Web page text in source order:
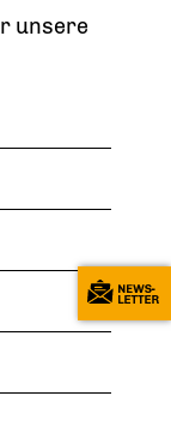
unsere